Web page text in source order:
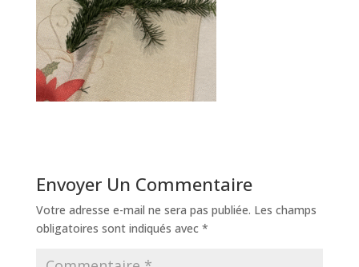
Envoyer Un Commentaire
Votre adresse e-mail ne sera pas publiée. Les champs
obligatoires sont indiqués avec *